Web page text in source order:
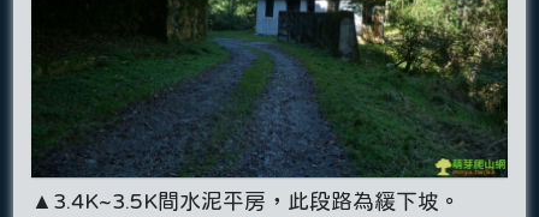
▲3.4K~3.5K間水泥平房，此段路為緩下坡。